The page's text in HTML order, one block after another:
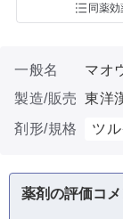
同薬効
一般名
マオ
製造/販売 東洋
剤形/規格
ツ
薬剤の評価コ